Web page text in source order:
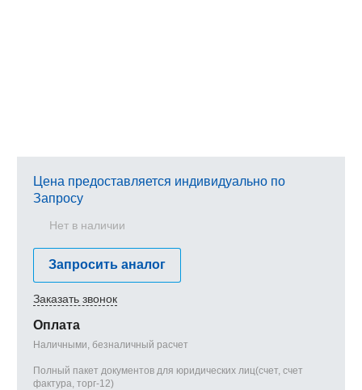
Цена предоставляется индивидуально по
Запросу
Нет в наличии
Запросить аналог
Заказать звонок
Оплата
Наличными, безналичный расчет
Полный пакет документов для юридических лиц(счет, счет
фактура, торг-12)